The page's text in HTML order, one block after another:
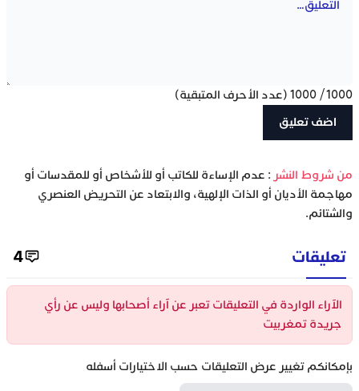
1000
/
1000 (عدد الأحرف المتبقية)
‫من شروط النشر : عدم الإساءة للكاتب أو للأشخاص أو للمقدسات أو
مهاجمة الأديان أو الذات الإلهية، والابتعاد عن التحريض العنصري
والشتائم.
تعليقات 4
الآراء الواردة في التعليقات تعبر عن آراء أصحابها وليس عن رأي
جريدة تمغربيت
بإمكانكم تغيير عرض التعليقات حسب الاختيارات أسفله